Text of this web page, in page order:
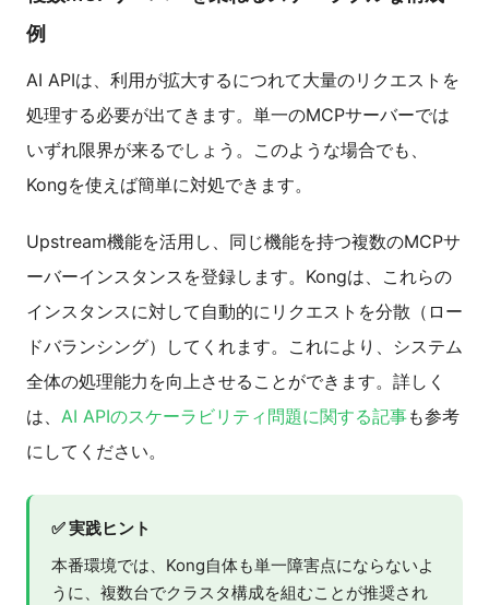
例
AI APIは、利用が拡大するにつれて大量のリクエストを
処理する必要が出てきます。単一のMCPサーバーでは
いずれ限界が来るでしょう。このような場合でも、
Kongを使えば簡単に対処できます。
Upstream機能を活用し、同じ機能を持つ複数のMCPサ
ーバーインスタンスを登録します。Kongは、これらの
インスタンスに対して自動的にリクエストを分散（ロー
ドバランシング）してくれます。これにより、システム
全体の処理能力を向上させることができます。詳しく
は、 AI APIのスケーラビリティ問題に関する記事も参考
にしてください。
✅ 実践ヒント
本番環境では、Kong自体も単一障害点にならないよ
うに、複数台でクラスタ構成を組むことが推奨され